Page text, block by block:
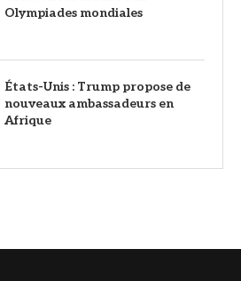
Olympiades mondiales
États-Unis : Trump propose de
nouveaux ambassadeurs en
Afrique